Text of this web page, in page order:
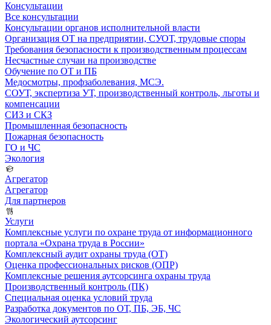
Консультации
Все консультации
Консультации органов исполнительной власти
Организация ОТ на предприятии, СУОТ, трудовые споры
Требования безопасности к производственным процессам
Несчастные случаи на производстве
Обучение по ОТ и ПБ
Медосмотры, профзаболевания, МСЭ.
СОУТ, экспертиза УТ, производственный контроль, льготы и
компенсации
СИЗ и СКЗ
Промышленная безопасность
Пожарная безопасность
ГО и ЧС
Экология
Агрегатор
Агрегатор
Для партнеров
Услуги
Комплексные услуги по охране труда от информационного
портала «Охрана труда в России»
Комплексный аудит охраны труда (ОТ)
Оценка профессиональных рисков (ОПР)
Комплексные решения аутсорсинга охраны труда
Производственный контроль (ПК)
Специальная оценка условий труда
Разработка документов по ОТ, ПБ, ЭБ, ЧС
Экологический аутсорсинг